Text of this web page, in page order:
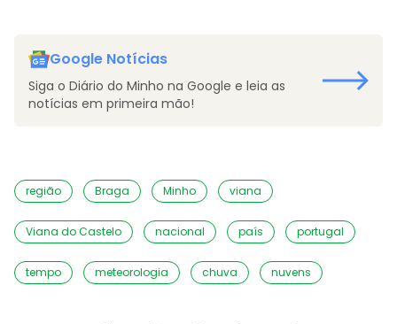
Google Notícias
Siga o Diário do Minho na Google e leia as
notícias em primeira mão!
região Braga Minho viana
Viana do Castelo nacional país portugal
tempo meteorologia chuva nuvens